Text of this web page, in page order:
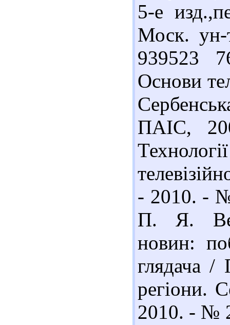
5-е
Моск.
939523
Основи
ПАІС,
- 2010. -
П. Я.
новин:
глядача
регіони.
2010. - №